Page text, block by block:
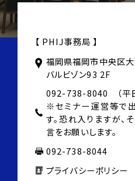
【 PHIJ事務局 】
福岡県福岡市中央区
バルビゾン93 2F
092-738-8040 （平
※セミナー運営等で
す。恐れ入りますが、
言をお願いします。
092-738-8044
プライバシーポリシー